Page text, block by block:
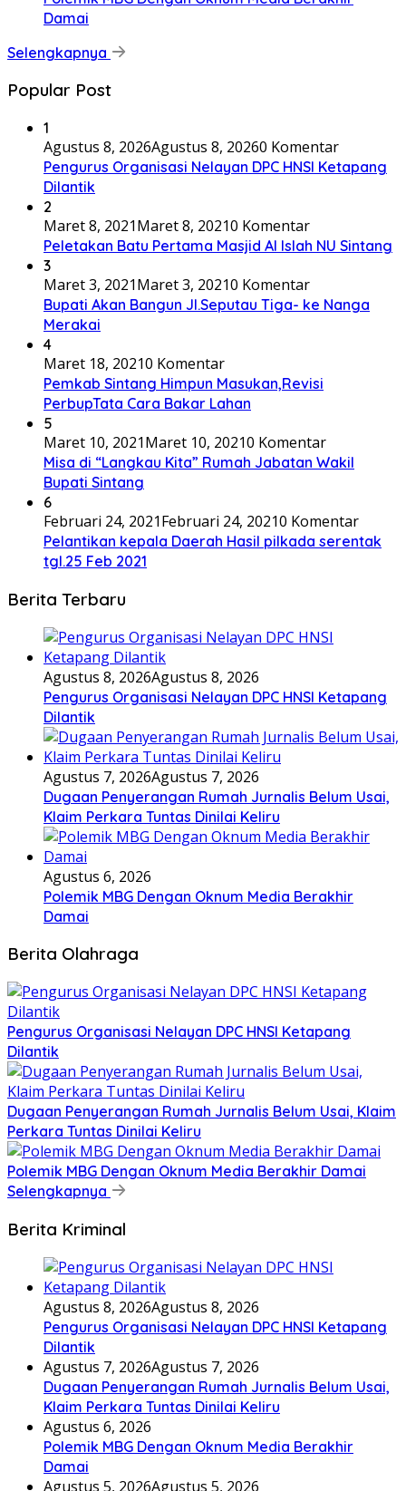
Damai
Selengkapnya
Popular Post
1
Agustus 8, 2026Agustus 8, 20260 Komentar
Pengurus Organisasi Nelayan DPC HNSI Ketapang
Dilantik
2
Maret 8, 2021Maret 8, 20210 Komentar
Peletakan Batu Pertama Masjid Al Islah NU Sintang
3
Maret 3, 2021Maret 3, 20210 Komentar
Bupati Akan Bangun Jl.Seputau Tiga- ke Nanga
Merakai
4
Maret 18, 20210 Komentar
Pemkab Sintang Himpun Masukan,Revisi
PerbupTata Cara Bakar Lahan
5
Maret 10, 2021Maret 10, 20210 Komentar
Misa di “Langkau Kita” Rumah Jabatan Wakil
Bupati Sintang
6
Februari 24, 2021Februari 24, 20210 Komentar
Pelantikan kepala Daerah Hasil pilkada serentak
tgl.25 Feb 2021
Berita Terbaru
Agustus 8, 2026Agustus 8, 2026
Pengurus Organisasi Nelayan DPC HNSI Ketapang
Dilantik
Agustus 7, 2026Agustus 7, 2026
Dugaan Penyerangan Rumah Jurnalis Belum Usai,
Klaim Perkara Tuntas Dinilai Keliru
Agustus 6, 2026
Polemik MBG Dengan Oknum Media Berakhir
Damai
Berita Olahraga
Pengurus Organisasi Nelayan DPC HNSI Ketapang
Dilantik
Dugaan Penyerangan Rumah Jurnalis Belum Usai, Klaim
Perkara Tuntas Dinilai Keliru
Polemik MBG Dengan Oknum Media Berakhir Damai
Selengkapnya
Berita Kriminal
Agustus 8, 2026Agustus 8, 2026
Pengurus Organisasi Nelayan DPC HNSI Ketapang
Dilantik
Agustus 7, 2026Agustus 7, 2026
Dugaan Penyerangan Rumah Jurnalis Belum Usai,
Klaim Perkara Tuntas Dinilai Keliru
Agustus 6, 2026
Polemik MBG Dengan Oknum Media Berakhir
Damai
Agustus 5, 2026Agustus 5, 2026